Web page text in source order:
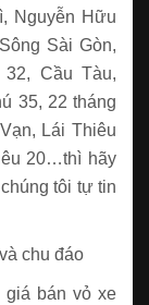
Nguyễn Hữu
Sài Gòn,
32, Cầu Tàu,
35, 22 tháng
Lái Thiêu
20…thì hãy
tôi tự tin
chu đáo
giá bán vỏ xe